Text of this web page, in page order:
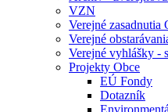
VZN
Verejné zasadnutia
Verejné
Verejné vyhlášky -
Projekty Obce
EÚ Fondy
Dotazník